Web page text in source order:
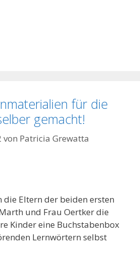
für die
gemacht!
von Patricia Grewatta
die Eltern der beiden ersten
und Frau Oertker die
Kinder eine Buchstabenbox
Lernwörtern selbst